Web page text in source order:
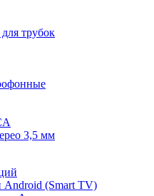
трубок
3,5 мм
Android (Smart TV)